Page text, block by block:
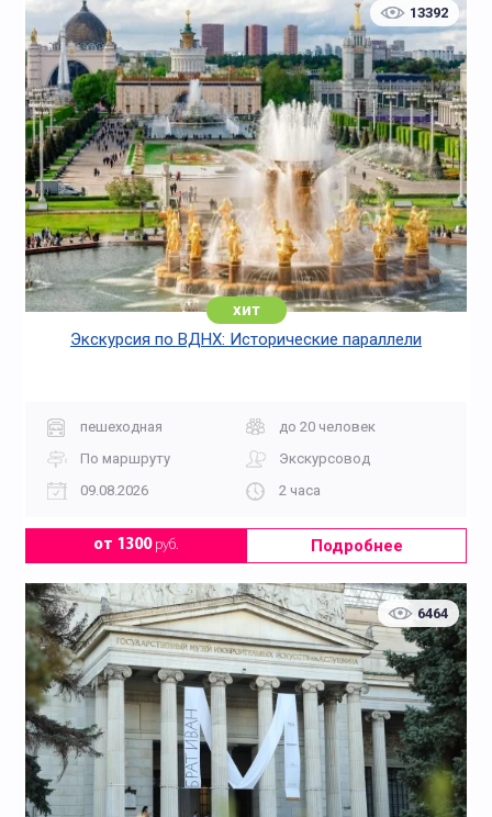
13392
хит
Экскурсия по ВДНХ: Исторические параллели
пешеходная
до 20 человек
По маршруту
Экскурсовод
09.08.2026
2 часа
от 1300руб. Подробнее
6464